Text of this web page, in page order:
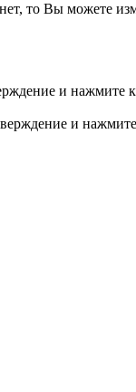
то Вы можете
и нажмите
и